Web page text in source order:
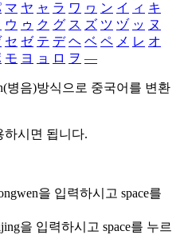
マ ヤ ャ ラ ワ ヮ ン イ ィ キ
ウ ゥ ク グ ス ズ ツ ヅ ッ ヌ
セ ゼ テ デ ヘ ベ ペ メ レ オ
モ ヨ ョ ロ ヲ ―
병음)방식으로 중국어를 변환
하시면 됩니다.
을 입력하시고 space를
을 입력하시고 space를 누르